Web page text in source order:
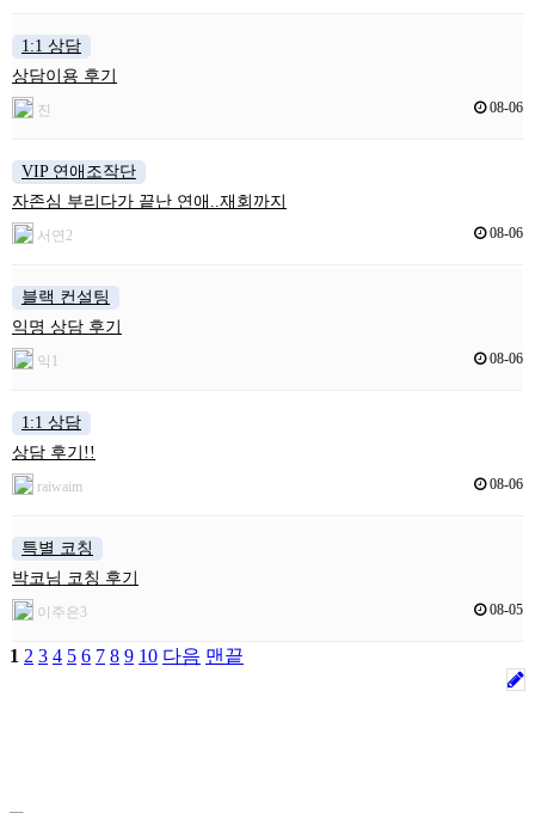
1:1 상담
상담이용 후기
진 08-06
VIP 연애조작단
자존심 부리다가 끝난 연애..재회까지
서연2 08-06
블랙 컨설팅
익명 상담 후기
익1 08-06
1:1 상담
상담 후기!!
raiwaim 08-06
특별 코칭
박코님 코칭 후기
이주은3 08-05
1 2 3 4 5 6 7 8 9 10 다음 맨끝